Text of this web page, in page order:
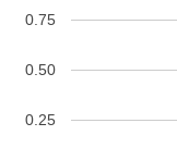
0.25
0.50
0.75